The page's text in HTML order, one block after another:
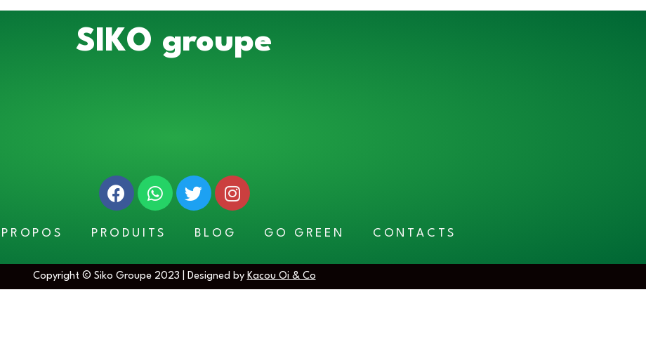
SIKO groupe
PRODUITS BLOG GO GREEN CONTACTS
Copyright © Siko Groupe 2023 | Designed by Kacou Oi & Co